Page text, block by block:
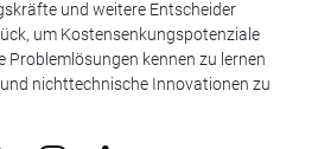
und weitere Entscheider
um Kostensenkungspotenziale
Problemlösungen kennen zu lernen
nichttechnische Innovationen zu